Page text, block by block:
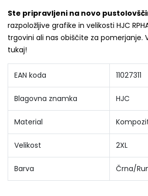
Ste pripravljeni na novo
razpoložljive grafike in velikosti HJC
trgovini ali nas obiščite za pomerjanje.
tukaj!
EAN koda 11027311
Blagovna znamka HJC
Material
Velikost 2XL
Barva Črna/